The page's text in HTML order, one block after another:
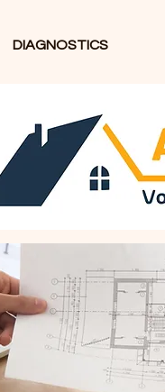
DIAGNOSTICS